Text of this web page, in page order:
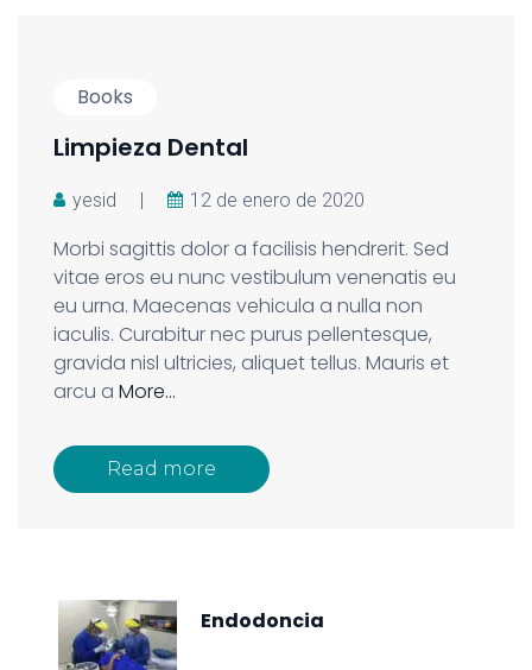
Books
Limpieza Dental
yesid | 12 de enero de 2020
Morbi sagittis dolor a facilisis hendrerit. Sed
vitae eros eu nunc vestibulum venenatis eu
eu urna. Maecenas vehicula a nulla non
iaculis. Curabitur nec purus pellentesque,
gravida nisl ultricies, aliquet tellus. Mauris et
arcu a More…
Read more
Endodoncia